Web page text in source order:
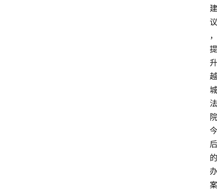
建
议
，
提
升
越
城
法
院
今
后
的
办
案